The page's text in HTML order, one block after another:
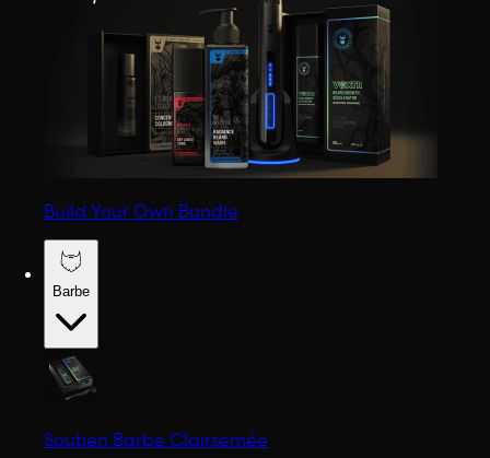
Build Your Own Bundle
Barbe
Soutien Barbe Clairsemée